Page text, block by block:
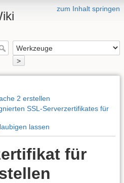
zum Inhalt springen
>
2 erstellen
SSL-Serverzertifikates für
lassen
für